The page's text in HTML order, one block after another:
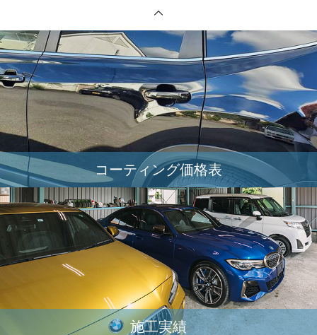
コーティング価格表
施工実績